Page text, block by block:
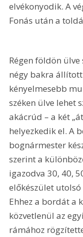
elvékonyodik. A
Fonás után a
Régen földön
négy bakra
kényelmesebb
széken ülve lehet
akácrúd – a két
helyezkedik el. A
bognármester
szerint a
igazodva 30, 40,
előkészület utolsó
Ehhez a bordát a
közvetlenül az
rámához